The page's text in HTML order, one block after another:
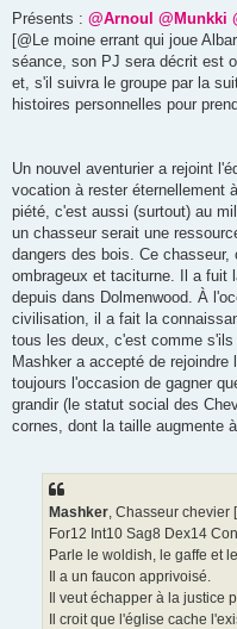
Présents : @Arnoul @Munkki
[@Le moine errant qui joue
séance, son PJ sera décrit est
et, s'il suivra le groupe par la
histoires personnelles pour
Un nouvel aventurier a rejoint
vocation à rester éternellement
piété, c'est aussi (surtout) au
un chasseur serait une
dangers des bois. Ce
ombrageux et taciturne. Il a fuit
depuis dans Dolmenwood. À
civilisation, il a fait la
tous les deux, c'est comme
Mashker a accepté de
toujours l'occasion de gagner
grandir (le statut social des
cornes, dont la taille augmente
Mashker, Chasseur chevier
For12 Int10 Sag8 Dex14
Parle le woldish, le gaffe et
Il a un faucon apprivoisé.
Il veut échapper à la justice
Il croit que l'église cache